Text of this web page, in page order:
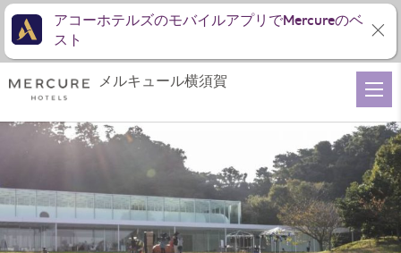
メルキュール横須賀
アコーホテルズのモバイルアプリでMercureのベ
スト